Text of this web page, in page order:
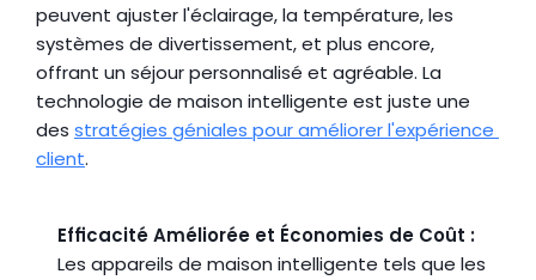
peuvent ajuster l'éclairage, la température, les
systèmes de divertissement, et plus encore,
offrant un séjour personnalisé et agréable. La
technologie de maison intelligente est juste une
des stratégies géniales pour améliorer l'expérience
client.
Efficacité Améliorée et Économies de Coût :
Les appareils de maison intelligente tels que les